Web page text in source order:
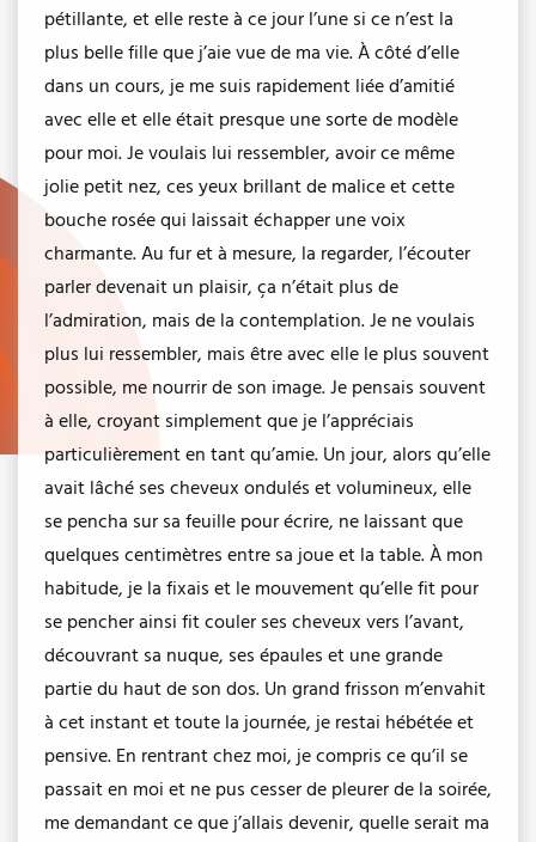
pétillante, et elle reste à ce jour l’une si ce n’est la
plus belle fille que j’aie vue de ma vie. À côté d’elle
dans un cours, je me suis rapidement liée d’amitié
avec elle et elle était presque une sorte de modèle
pour moi. Je voulais lui ressembler, avoir ce même
jolie petit nez, ces yeux brillant de malice et cette
bouche rosée qui laissait échapper une voix
charmante. Au fur et à mesure, la regarder, l’écouter
parler devenait un plaisir, ça n’était plus de
l’admiration, mais de la contemplation. Je ne voulais
plus lui ressembler, mais être avec elle le plus souvent
possible, me nourrir de son image. Je pensais souvent
à elle, croyant simplement que je l’appréciais
particulièrement en tant qu’amie. Un jour, alors qu’elle
avait lâché ses cheveux ondulés et volumineux, elle
se pencha sur sa feuille pour écrire, ne laissant que
quelques centimètres entre sa joue et la table. À mon
habitude, je la fixais et le mouvement qu’elle fit pour
se pencher ainsi fit couler ses cheveux vers l’avant,
découvrant sa nuque, ses épaules et une grande
partie du haut de son dos. Un grand frisson m’envahit
à cet instant et toute la journée, je restai hébétée et
pensive. En rentrant chez moi, je compris ce qu’il se
passait en moi et ne pus cesser de pleurer de la soirée,
me demandant ce que j’allais devenir, quelle serait ma